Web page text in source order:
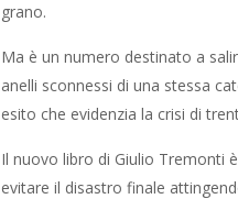
grano.
Ma è un numero destinato a
anelli sconnessi di una stessa
esito che evidenzia la crisi di
Il nuovo libro di Giulio Tremonti
evitare il disastro finale